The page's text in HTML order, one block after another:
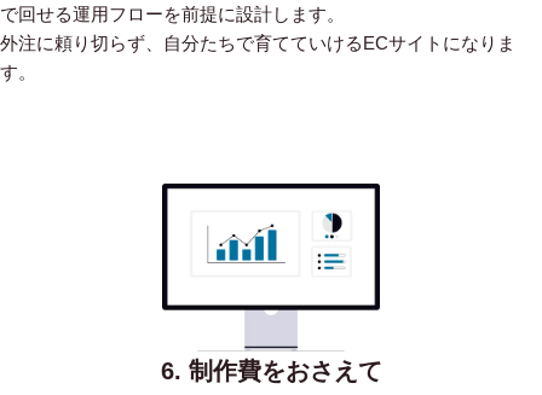
で回せる運用フローを前提に設計します。
外注に頼り切らず、自分たちで育てていけるECサイトになりま
す。
6. 制作費をおさえて